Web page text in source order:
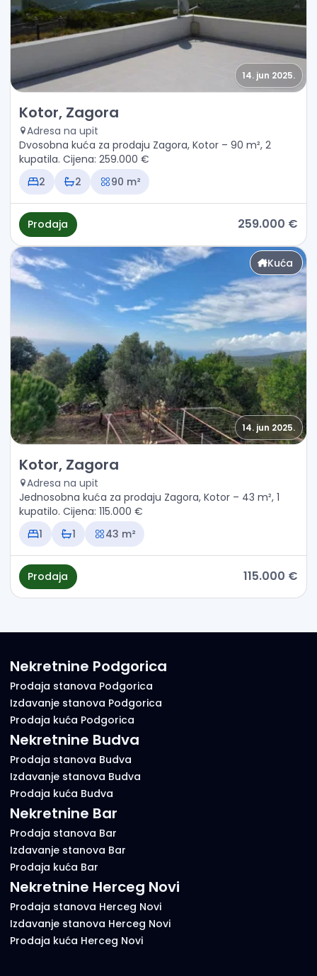
14. jun 2025.
Prodaja - Kuća Kotor, Zagora
Kotor, Zagora
Adresa na upit
Dvosobna kuća za prodaju Zagora, Kotor – 90 m², 2
kupatila. Cijena: 259.000 €
2
2 90 m²
Prodaja 259.000 €
Kuća
14. jun 2025.
Prodaja - Kuća Kotor, Zagora
Kotor, Zagora
Adresa na upit
Jednosobna kuća za prodaju Zagora, Kotor – 43 m², 1
kupatilo. Cijena: 115.000 €
1
1 43 m²
Prodaja 115.000 €
Nekretnine Podgorica
Prodaja stanova Podgorica
Izdavanje stanova Podgorica
Prodaja kuća Podgorica
Nekretnine Budva
Prodaja stanova Budva
Izdavanje stanova Budva
Prodaja kuća Budva
Nekretnine Bar
Prodaja stanova Bar
Izdavanje stanova Bar
Prodaja kuća Bar
Nekretnine Herceg Novi
Prodaja stanova Herceg Novi
Izdavanje stanova Herceg Novi
Prodaja kuća Herceg Novi